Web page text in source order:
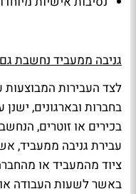
גניבה ממעביד נחשבת גם
לצד העבירות המבוצעות
בחברות ובארגונים,
בכירים או זוטרים,
עבירת גניבה ממעביד,
ציוד מהמעביד או
באשר לשעות העבודה